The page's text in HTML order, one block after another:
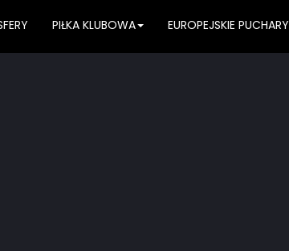
PIŁKA KLUBOWA EUROPEJSKIE PUCHARY